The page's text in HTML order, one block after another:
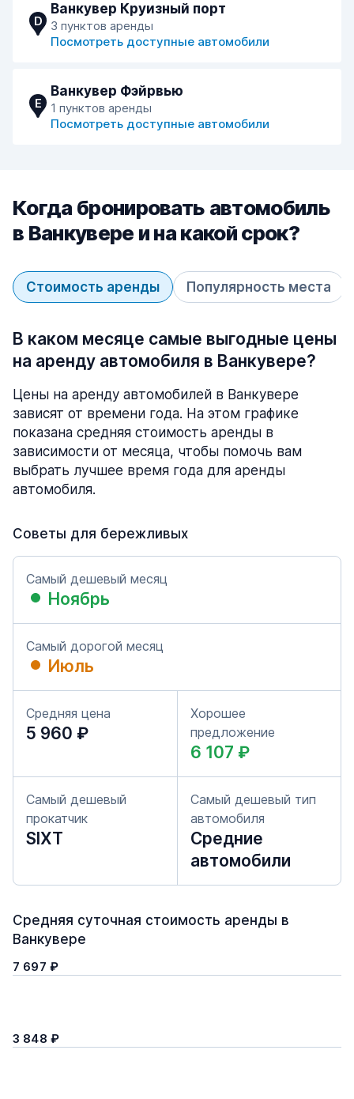
D
Ванкувер Круизный порт
3 пунктов аренды
Посмотреть доступные автомобили
E
Ванкувер Фэйрвью
1 пунктов аренды
Посмотреть доступные автомобили
Когда бронировать автомобиль
в Ванкувере и на какой срок?
Стоимость аренды Популярность места
В каком месяце самые выгодные цены
на аренду автомобиля в Ванкувере?
Цены на аренду автомобилей в Ванкувере
зависят от времени года. На этом графике
показана средняя стоимость аренды в
зависимости от месяца, чтобы помочь вам
выбрать лучшее время года для аренды
автомобиля.
Советы для бережливых
Самый дешевый месяц
Ноябрь
Самый дорогой месяц
Июль
Средняя цена
5 960 ₽
Хорошее
предложение
6 107 ₽
Самый дешевый
прокатчик
SIXT
Самый дешевый тип
автомобиля
Средние
автомобили
Средняя суточная стоимость аренды в
Ванкувере
7 697 ₽
3 848 ₽